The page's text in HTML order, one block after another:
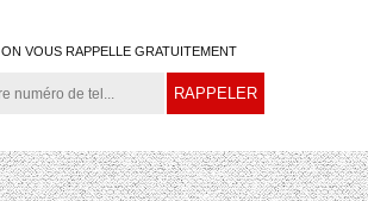
ON VOUS RAPPELLE GRATUITEMENT